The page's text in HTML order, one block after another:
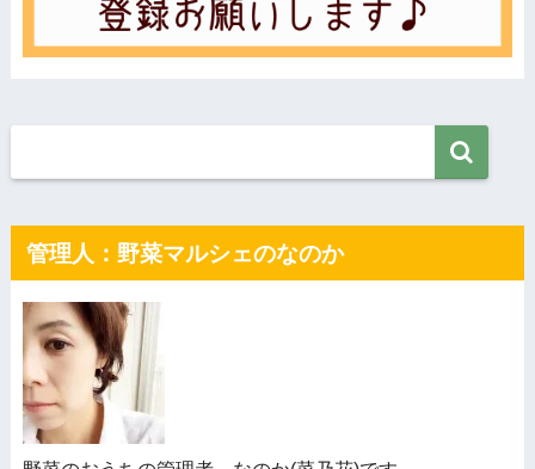
管理人：野菜マルシェのなのか